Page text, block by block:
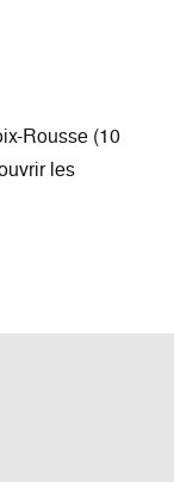
Rousse (10
les